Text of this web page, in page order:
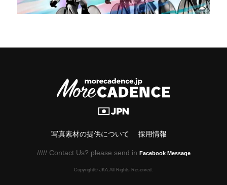
写真素材の提供について 採用情報
///// Contact Us? please send in Facebook Message
Copyright© JKA.All Rights Reserved.